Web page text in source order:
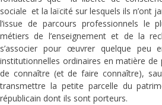
sociale et la laïcité sur lesquels ils n’ont
l’issue de parcours professionnels le
métiers de l’enseignement et de la
s’associer pour œuvrer quelque peu
institutionnelles ordinaires en matière de
de connaître (et de faire connaître),
transmettre la petite parcelle du
républicain dont ils sont porteurs.